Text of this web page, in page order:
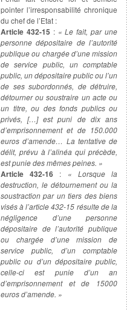
pointer l’irresponsabilité chronique
du chef de l’Etat :
Article 432-15 : « Le fait, par une
personne dépositaire de l’autorité
publique ou chargée d’une mission
de service public, un comptable
public, un dépositaire public ou l’un
de ses subordonnés, de détruire,
détourner ou soustraire un acte ou
un titre, ou des fonds publics ou
privés, […] est puni de dix ans
d’emprisonnement et de 150.000
euros d’amende… La tentative de
délit, prévu à l’alinéa qui précède,
est punie des mêmes peines. »
Article 432-16 : « Lorsque la
destruction, le détournement ou la
soustraction par un tiers des biens
visés à l’article 432-15 résulte de la
négligence d’une personne
dépositaire de l’autorité publique
ou chargée d’une mission de
service public, d’un comptable
public ou d’un dépositaire public,
celle-ci est punie d’un an
d’emprisonnement et de 15000
euros d’amende. »